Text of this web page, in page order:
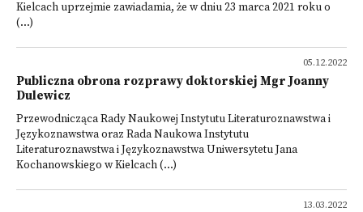
Kielcach uprzejmie zawiadamia, że w dniu 23 marca 2021 roku o
(...)
05.12.2022
Publiczna obrona rozprawy doktorskiej Mgr Joanny
Dulewicz
Przewodnicząca Rady Naukowej Instytutu Literaturoznawstwa i
Językoznawstwa oraz Rada Naukowa Instytutu
Literaturoznawstwa i Językoznawstwa Uniwersytetu Jana
Kochanowskiego w Kielcach (...)
13.03.2022